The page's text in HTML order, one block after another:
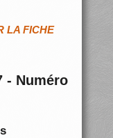
LA FICHE
- Numéro